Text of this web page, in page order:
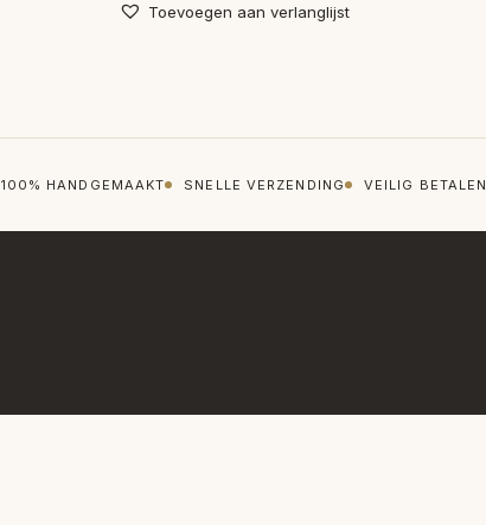
Toevoegen aan verlanglijst
100% HANDGEMAAKT SNELLE VERZENDING VEILIG BETALEN